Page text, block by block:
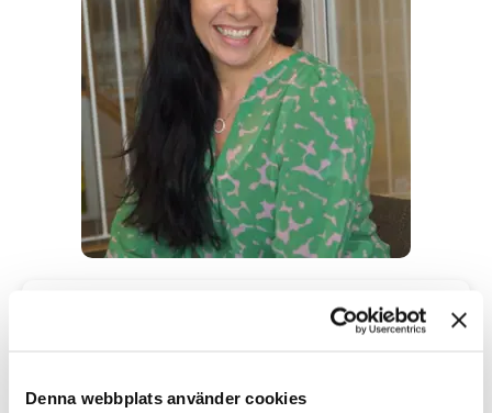
Denna webbplats använder cookies
"Samarbetet landade på TNG för att de förstod